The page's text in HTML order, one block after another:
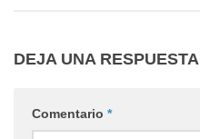
DEJA UNA RESPUESTA
Comentario *